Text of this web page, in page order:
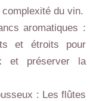
du vin.
aromatiques :
et étroits pour
et préserver la
: Les flûtes